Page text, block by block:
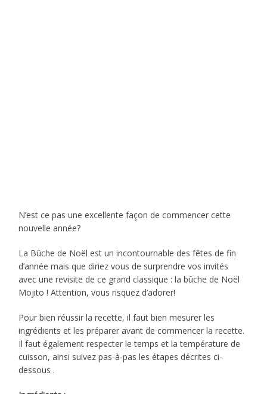
N’est ce pas une excellente façon de commencer cette
nouvelle année?
La Bûche de Noël est un incontournable des fêtes de fin
d’année mais que diriez vous de surprendre vos invités
avec une revisite de ce grand classique : la bûche de Noël
Mojito ! Attention, vous risquez d’adorer!
Pour bien réussir la recette, il faut bien mesurer les
ingrédients et les préparer avant de commencer la recette.
Il faut également respecter le temps et la température de
cuisson, ainsi suivez pas-à-pas les étapes décrites ci-
dessous .